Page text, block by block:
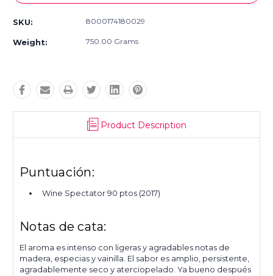
SKU: 8000174180029
Weight: 750.00 Grams
Product Description
Puntuación:
Wine Spectator 90 ptos (2017)
Notas de cata:
El aroma es intenso con ligeras y agradables notas de
madera, especias y vainilla. El sabor es amplio, persistente,
agradablemente seco y aterciopelado. Ya bueno después